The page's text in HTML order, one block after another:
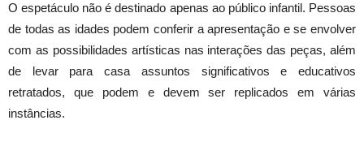
O espetáculo não é destinado apenas ao público infantil. Pessoas
de todas as idades podem conferir a apresentação e se envolver
com as possibilidades artísticas nas interações das peças, além
de levar para casa assuntos significativos e educativos
retratados, que podem e devem ser replicados em várias
instâncias.